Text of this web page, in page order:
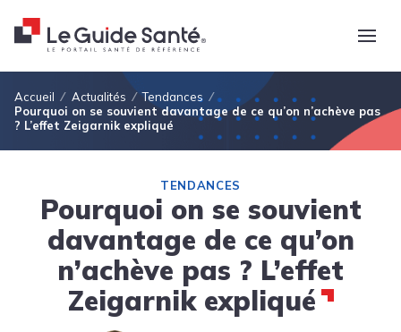
Fil d'Ariane
Accueil Actualités
Tendances
Pourquoi on se souvient davantage de ce qu’on n’achève pas
? L’effet Zeigarnik expliqué
TENDANCES
Pourquoi on se souvient
davantage de ce qu’on
n’achève pas ? L’effet
Zeigarnik expliqué